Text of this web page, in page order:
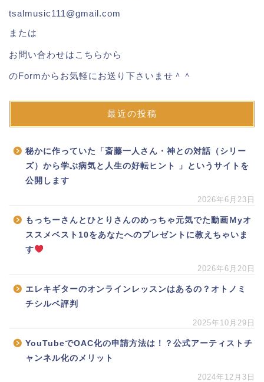
tsalmusic111@gmail.com
または
お問い合わせはこちらから
のFormからお気軽にお送り下さいませ＾＾
最近の投稿
秘かに作っていた「斎藤一人さん・神との対話（シリー
ズ）から学ぶ病気と人生の好転ヒント 」というサイトを
公開します
2026年6月23日
もっちーさんとひとりさんのめっちゃ元気でた動画Ｍyオ
ススメベスト10をあなたへのプレゼントに教えちゃいま
す
2026年6月20日
エレキギターのオンラインレッスンはあるの？オトノミ
チシルベ評判
2025年10月29日
YouTubeでOAC化の申請方法は！？公式アーティストチ
ャンネル化のメリット
2024年12月3日